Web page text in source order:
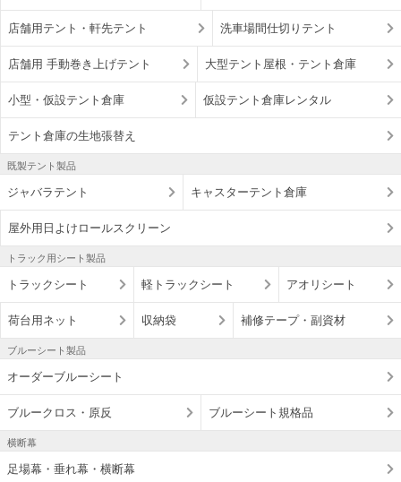
店舗用テント・軒先テント 洗車場間仕切りテント
店舗用 手動巻き上げテント 大型テント屋根・テント倉庫
小型・仮設テント倉庫 仮設テント倉庫レンタル
テント倉庫の生地張替え
既製テント製品
ジャバラテント キャスターテント倉庫
屋外用日よけロールスクリーン
トラック用シート製品
トラックシート 軽トラックシート アオリシート
荷台用ネット 収納袋 補修テープ・副資材
ブルーシート製品
オーダーブルーシート
ブルークロス・原反 ブルーシート規格品
横断幕
足場幕・垂れ幕・横断幕